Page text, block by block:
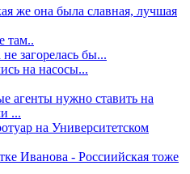
же она была славная, лучшая
там..
загорелась бы...
на насосы...
агенты нужно ставить на
...
на Университетском
Иванова - Россиийская тоже